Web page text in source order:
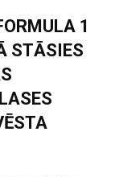
1
STĀSIES